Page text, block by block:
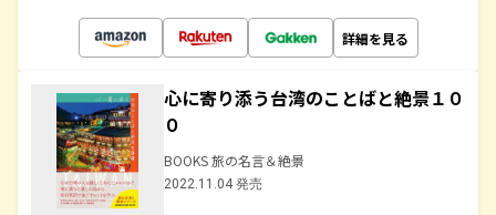
詳細を見る
心に寄り添う台湾のことばと絶景１０
０
BOOKS 旅の名言＆絶景
2022.11.04 発売